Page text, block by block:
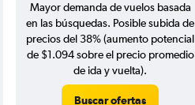
Mayor demanda de vuelos basada
en las búsquedas. Posible subida de
precios del 38% (aumento potencial
de $1.094 sobre el precio promedio
de ida y vuelta).
Buscar ofertas